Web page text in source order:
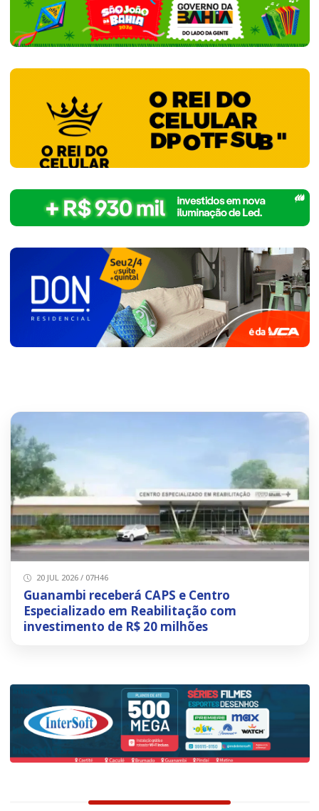
20 JUL 2026 / 07H46
Guanambi receberá CAPS e Centro
Especializado em Reabilitação com
investimento de R$ 20 milhões